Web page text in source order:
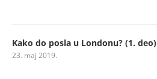
Kako do posla u Londonu? (1. deo)
23. maj 2019.